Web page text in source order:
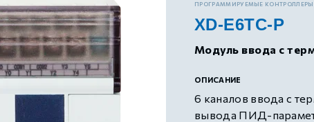
ПРОГРАММИРУЕМЫЕ КОНТРОЛЛЕРЫ
XD-E6TC-P
Модуль ввода с
ОПИСАНИЕ
6 каналов ввода с
вывода ПИД-
контуром)